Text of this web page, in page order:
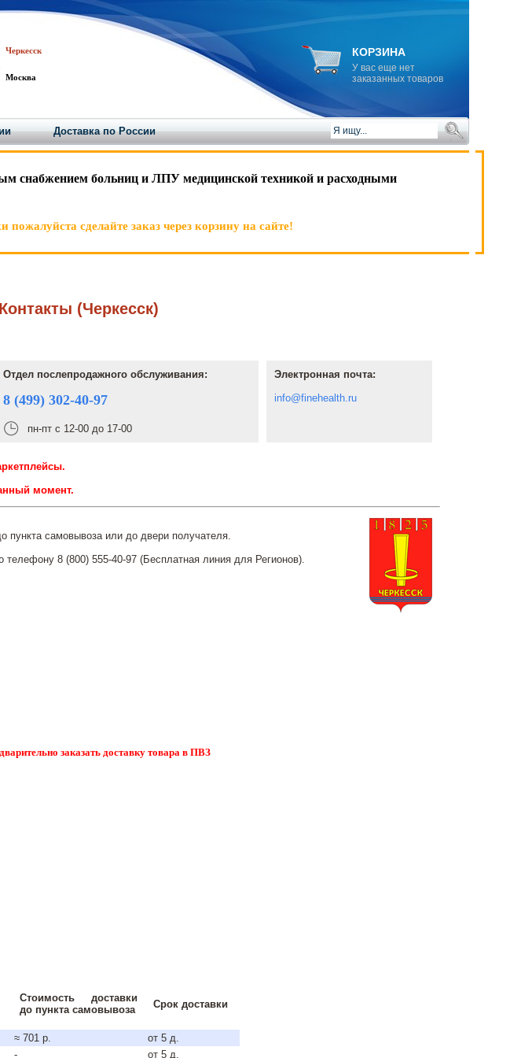
Черкесск
Москва
КОРЗИНА
У вас еще нет
заказанных товаров
Доставка по России
снабжением больниц и ЛПУ медицинской техникой и расходными
пожалуйста сделайте заказ через корзину на сайте!
Контакты (Черкесск)
Отдел послепродажного обслуживания:
8 (499) 302-40-97
пн-пт с 12-00 до 17-00
Электронная почта:
info@finehealth.ru
момент.
самовывоза или до двери получателя.
8 (800) 555-40-97 (Бесплатная линия для Регионов).
заказать доставку товара в ПВЗ
Стоимость доставки
до пункта самовывоза
Срок доставки
≈ 701 р.
от 5 д.
-
от 5 д.